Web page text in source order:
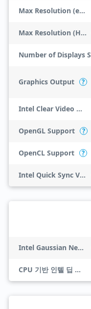
Max Resolution (eDP - Integrated Flat Panel)
Max Resolution (HDMI)
Graphics Output ?
Intel Clear Video HD Technology
OpenGL Support ?
OpenCL Support ?
Intel Quick Sync Video
Intel Gaussian Neural Accelerator
CPU 기반 인텔 딥 러닝 부스트(인텔 DL 부스트)